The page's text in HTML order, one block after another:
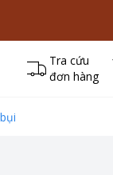
Tra cứu
đơn hàng